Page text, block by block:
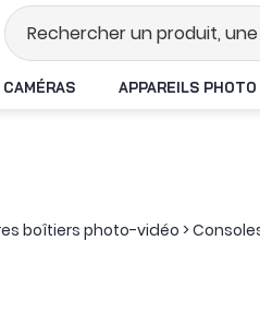
temps réel
CAMÉRAS APPAREILS PHOTO
boîtiers photo-vidéo >